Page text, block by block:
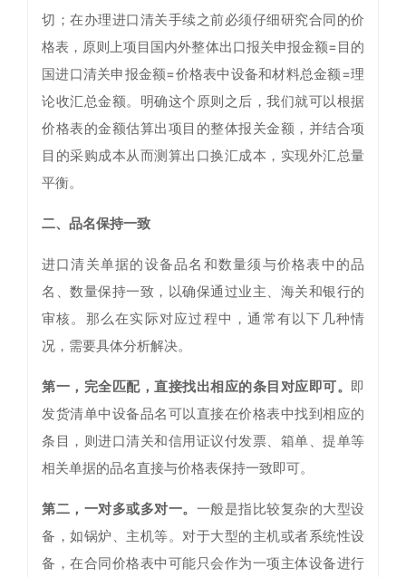
切；在办理进口清关手续之前必须仔细研究合同的价
格表，原则上项目国内外整体出口报关申报金额=目的
国进口清关申报金额=价格表中设备和材料总金额=理
论收汇总金额。明确这个原则之后，我们就可以根据
价格表的金额估算出项目的整体报关金额，并结合项
目的采购成本从而测算出口换汇成本，实现外汇总量
平衡。
二、品名保持一致
进口清关单据的设备品名和数量须与价格表中的品
名、数量保持一致，以确保通过业主、海关和银行的
审核。那么在实际对应过程中，通常有以下几种情
况，需要具体分析解决。
第一，完全匹配，直接找出相应的条目对应即可。 即
发货清单中设备品名可以直接在价格表中找到相应的
条目，则进口清关和信用证议付发票、箱单、提单等
相关单据的品名直接与价格表保持一致即可。
第二，一对多或多对一。 一般是指比较复杂的大型设
备，如锅炉、主机等。对于大型的主机或者系统性设
备，在合同价格表中可能只会作为一项主体设备进行